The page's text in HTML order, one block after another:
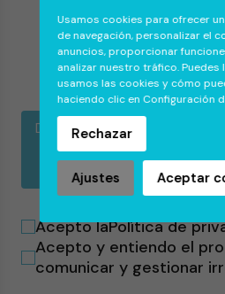
Documentos,
pruebas y
evidencias
Acepto laPolítica de
Acepto y entiendo el
comunicar y gestionar
Usamos cookies para ofrecer
de navegación, personalizar el
anuncios, proporcionar
analizar nuestro tráfico.
usamos las cookies y cómo
haciendo clic en Configuración
Ajustes Aceptar
Rechazar